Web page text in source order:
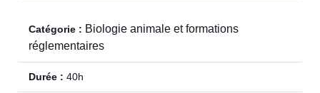
Catégorie : Biologie animale et formations
réglementaires
Durée : 40h